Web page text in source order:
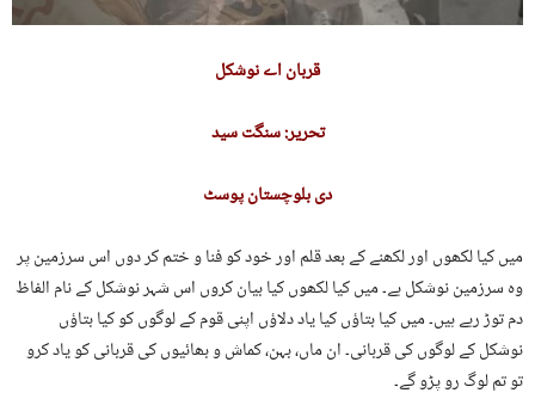
قربان اے نوشکل
تحریر: سنگت سید
دی بلوچستان پوسٹ
میں کیا لکھوں اور لکھنے کے بعد قلم اور خود کو فنا و ختم کر دوں اس سرزمین پر
وہ سرزمین نوشکل ہے۔ میں کیا لکھوں کیا بیان کروں اس شہر نوشکل کے نام الفاظ
دم توڑ رہے ہیں۔ میں کیا بتاؤں کیا یاد دلاؤں اپنی قوم کے لوگوں کو کیا بتاؤں
نوشکل کے لوگوں کی قربانی۔ ان ماں، بہن، کماش و بھائیوں کی قربانی کو یاد کرو
تو تم لوگ رو پڑو گے۔